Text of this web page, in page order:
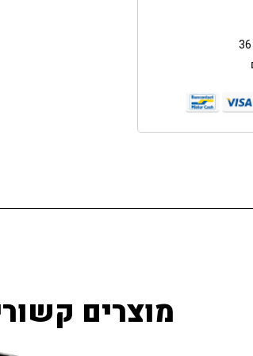
מוצרים